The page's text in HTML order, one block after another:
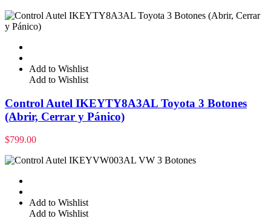
Add to Wishlist
Add to Wishlist
Control Autel IKEYTY8A3AL Toyota 3 Botones
(Abrir, Cerrar y Pánico)
$799.00
Add to Wishlist
Add to Wishlist